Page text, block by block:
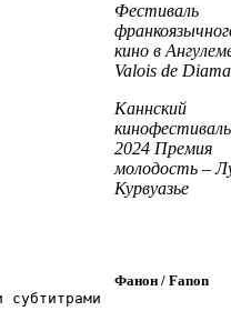
Фестиваль
кино в
Valois de
Каннский
кинофестиваль
2024 Премия
молодость –
Курвуазье
субтитрами
Фанон / Fanon